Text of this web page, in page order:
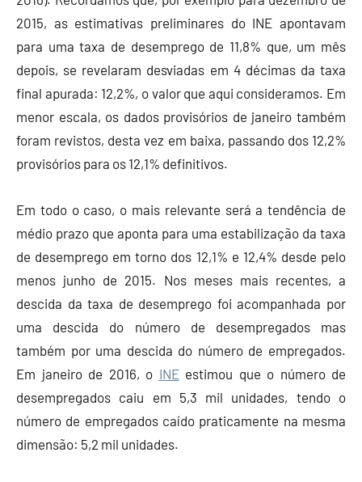
2015, as estimativas preliminares do INE apontavam
para uma taxa de desemprego de 11,8% que, um mês
depois, se revelaram desviadas em 4 décimas da taxa
final apurada: 12,2%, o valor que aqui consideramos. Em
menor escala, os dados provisórios de janeiro também
foram revistos, desta vez em baixa, passando dos 12,2%
provisórios para os 12,1% definitivos.
Em todo o caso, o mais relevante será a tendência de
médio prazo que aponta para uma estabilização da taxa
de desemprego em torno dos 12,1% e 12,4% desde pelo
menos junho de 2015. Nos meses mais recentes, a
descida da taxa de desemprego foi acompanhada por
uma descida do número de desempregados mas
também por uma descida do número de empregados.
Em janeiro de 2016, o INEestimou que o número de
desempregados caiu em 5,3 mil unidades, tendo o
número de empregados caído praticamente na mesma
dimensão: 5,2 mil unidades.